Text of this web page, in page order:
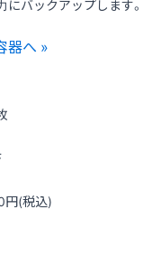
にバックアップします。
器へ »
円(税込)